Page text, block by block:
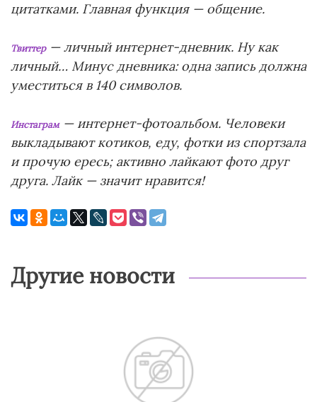
цитатками. Главная функция — общение.
Твиттер— личный интернет-дневник. Ну как
личный… Минус дневника: одна запись должна
уместиться в 140 символов.
Инстаграм— интернет-фотоальбом. Человеки
выкладывают котиков, еду, фотки из спортзала
и прочую ересь; активно лайкают фото друг
друга. Лайк — значит нравится!
Другие новости